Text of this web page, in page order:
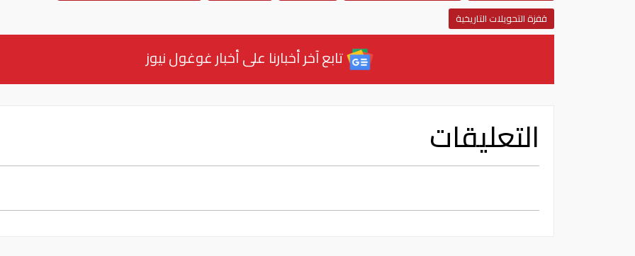
قفزة التحويلات التاريخية
تابع آخر أخبارنا على أخبار غوغول نيوز
التعليقات